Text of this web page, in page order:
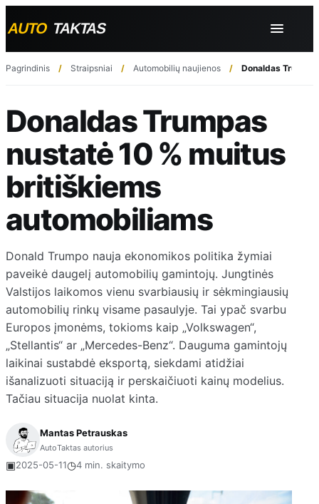
Pagrindinis Straipsniai Automobilių naujienos Donaldas
Donaldas Trumpas
nustatė 10 % muitus
britiškiems
automobiliams
Donald Trumpo nauja ekonomikos politika žymiai
paveikė daugelį automobilių gamintojų. Jungtinės
Valstijos laikomos vienu svarbiausių ir sėkmingiausių
automobilių rinkų visame pasaulyje. Tai ypač svarbu
Europos įmonėms, tokioms kaip „Volkswagen“,
„Stellantis“ ar „Mercedes-Benz“. Dauguma gamintojų
laikinai sustabdė eksportą, siekdami atidžiai
išanalizuoti situaciją ir perskaičiuoti kainų modelius.
Tačiau situacija nuolat kinta.
Mantas Petrauskas
AutoTaktas autorius
▣2025-05-11◷4 min. skaitymo